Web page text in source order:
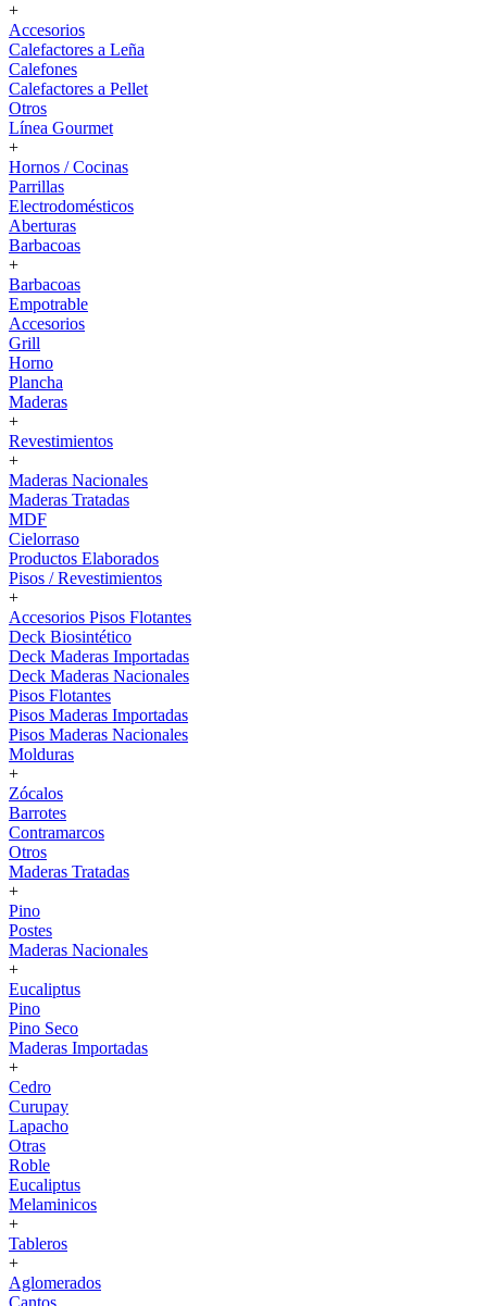
+
Accesorios
Calefactores a Leña
Calefones
Calefactores a Pellet
Otros
Línea Gourmet
+
Hornos / Cocinas
Parrillas
Electrodomésticos
Aberturas
Barbacoas
+
Barbacoas
Empotrable
Accesorios
Grill
Horno
Plancha
Maderas
+
Revestimientos
+
Maderas Nacionales
Maderas Tratadas
MDF
Cielorraso
Productos Elaborados
Pisos / Revestimientos
+
Accesorios Pisos Flotantes
Deck Biosintético
Deck Maderas Importadas
Deck Maderas Nacionales
Pisos Flotantes
Pisos Maderas Importadas
Pisos Maderas Nacionales
Molduras
+
Zócalos
Barrotes
Contramarcos
Otros
Maderas Tratadas
+
Pino
Postes
Maderas Nacionales
+
Eucaliptus
Pino
Pino Seco
Maderas Importadas
+
Cedro
Curupay
Lapacho
Otras
Roble
Eucaliptus
Melaminicos
+
Tableros
+
Aglomerados
Cantos